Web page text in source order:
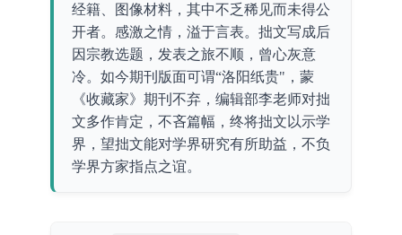
经籍、图像材料，其中不乏稀见而未得公
开者。感激之情，溢于言表。拙文写成后
因宗教选题，发表之旅不顺，曾心灰意
冷。如今期刊版面可谓“洛阳纸贵"，蒙
《收藏家》期刊不弃，编辑部李老师对拙
文多作肯定，不吝篇幅，终将拙文以示学
界，望拙文能对学界研究有所助益，不负
学界方家指点之谊。